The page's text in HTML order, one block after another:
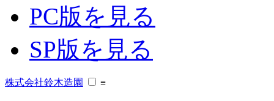
PC版を見る
SP版を見る
株式会社鈴木造園 ≡